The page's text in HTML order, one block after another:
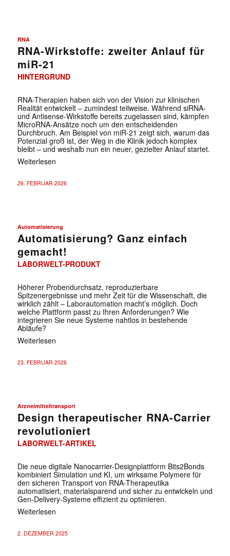
RNA
RNA-Wirkstoffe: zweiter Anlauf für
miR-21
HINTERGRUND
RNA-Therapien haben sich von der Vision zur klinischen
Realität entwickelt – zumindest teilweise. Während siRNA-
und Antisense-Wirkstoffe bereits zugelassen sind, kämpfen
MicroRNA-Ansätze noch um den entscheidenden
Durchbruch. Am Beispiel von miR-21 zeigt sich, warum das
Potenzial groß ist, der Weg in die Klinik jedoch komplex
bleibt – und weshalb nun ein neuer, gezielter Anlauf startet.
Weiterlesen
26. FEBRUAR 2026
Automatisierung
Automatisierung? Ganz einfach
gemacht!
LABORWELT-PRODUKT
Höherer Probendurchsatz, reproduzierbare
Spitzenergebnisse und mehr Zeit für die Wissenschaft, die
wirklich zählt – Laborautomation macht’s möglich. Doch
welche Plattform passt zu Ihren Anforderungen? Wie
integrieren Sie neue Systeme nahtlos in bestehende
Abläufe?
Weiterlesen
23. FEBRUAR 2026
Arzneimitteltransport
Design therapeutischer RNA-Carrier
revolutioniert
LABORWELT-ARTIKEL
Die neue digitale Nanocarrier-Designplattform Bits2Bonds
kombiniert Simulation und KI, um wirksame Polymere für
den sicheren Transport von RNA-Therapeutika
automatisiert, materialsparend und sicher zu entwickeln und
Gen-Delivery-Systeme effizient zu optimieren.
Weiterlesen
2. DEZEMBER 2025